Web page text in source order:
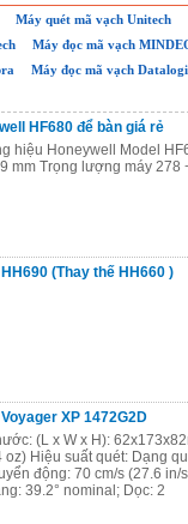
Máy quét mã vạch Unitech
Máy đọc mã vạch
Máy đọc mã vạch
HF680 để bàn giá rẻ
hiệu Honeywell Model
mm Trọng lượng máy 278
(Thay thế HH660 )
XP 1472G2D
(L x W x H):
Hiệu suất quét: Dạng
động: 70 cm/s (27.6 in/
39.2° nominal; Dọc: 2